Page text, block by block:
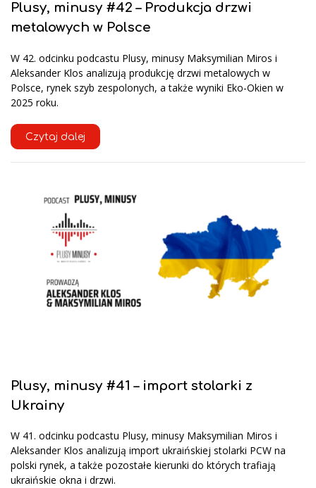
Plusy, minusy #42 – Produkcja drzwi
metalowych w Polsce
W 42. odcinku podcastu Plusy, minusy Maksymilian Miros i
Aleksander Klos analizują produkcję drzwi metalowych w
Polsce, rynek szyb zespolonych, a także wyniki Eko-Okien w
2025 roku.
Czytaj dalej
Plusy, minusy #41 – import stolarki z
Ukrainy
W 41. odcinku podcastu Plusy, minusy Maksymilian Miros i
Aleksander Klos analizują import ukraińskiej stolarki PCW na
polski rynek, a także pozostałe kierunki do których trafiają
ukraińskie okna i drzwi.